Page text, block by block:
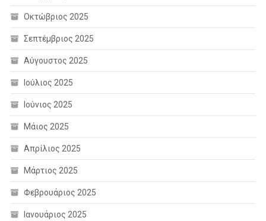
Οκτώβριος 2025
Σεπτέμβριος 2025
Αύγουστος 2025
Ιούλιος 2025
Ιούνιος 2025
Μάιος 2025
Απρίλιος 2025
Μάρτιος 2025
Φεβρουάριος 2025
Ιανουάριος 2025